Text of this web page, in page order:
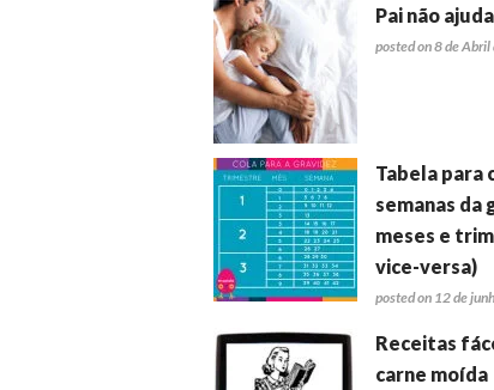
Pai não
posted on 8 de
Tabela para
semanas da
meses e
vice-versa)
posted on 12 de
Receitas
carne moída